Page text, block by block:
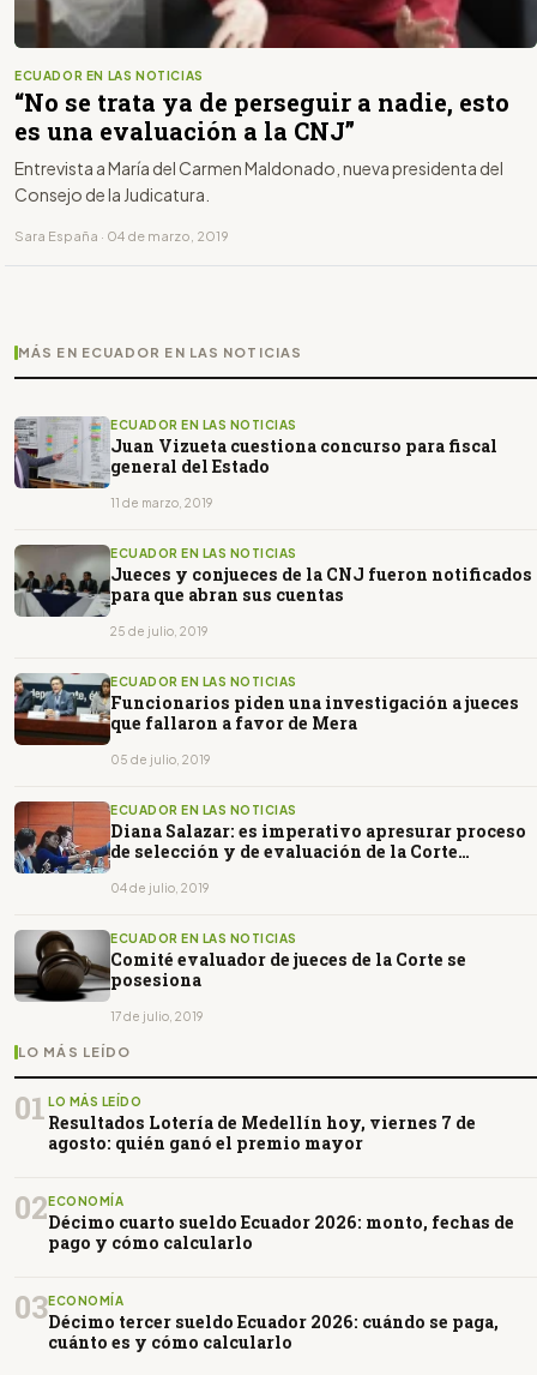
ECUADOR EN LAS NOTICIAS
“No se trata ya de perseguir a nadie, esto
es una evaluación a la CNJ”
Entrevista a María del Carmen Maldonado, nueva presidenta del
Consejo de la Judicatura.
Sara España · 04 de marzo, 2019
MÁS EN ECUADOR EN LAS NOTICIAS
ECUADOR EN LAS NOTICIAS
Juan Vizueta cuestiona concurso para fiscal
general del Estado
11 de marzo, 2019
ECUADOR EN LAS NOTICIAS
Jueces y conjueces de la CNJ fueron notificados
para que abran sus cuentas
25 de julio, 2019
ECUADOR EN LAS NOTICIAS
Funcionarios piden una investigación a jueces
que fallaron a favor de Mera
05 de julio, 2019
ECUADOR EN LAS NOTICIAS
Diana Salazar: es imperativo apresurar proceso
de selección y de evaluación de la Corte
04 de julio, 2019
ECUADOR EN LAS NOTICIAS
Comité evaluador de jueces de la Corte se
posesiona
17 de julio, 2019
LO MÁS LEÍDO
01 LO MÁS LEÍDO
Resultados Lotería de Medellín hoy, viernes 7 de
agosto: quién ganó el premio mayor
02ECONOMÍA
Décimo cuarto sueldo Ecuador 2026: monto, fechas de
pago y cómo calcularlo
03ECONOMÍA
Décimo tercer sueldo Ecuador 2026: cuándo se paga,
cuánto es y cómo calcularlo